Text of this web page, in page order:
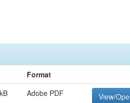
Format
Adobe PDF View/